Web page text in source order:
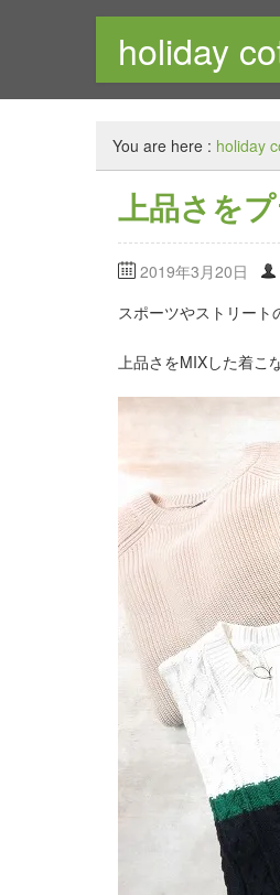
holiday
メンズセレクトショップ
You are here : holiday
上品さを
2019年3月20日
スポーツやストリート
上品さをMIXした着